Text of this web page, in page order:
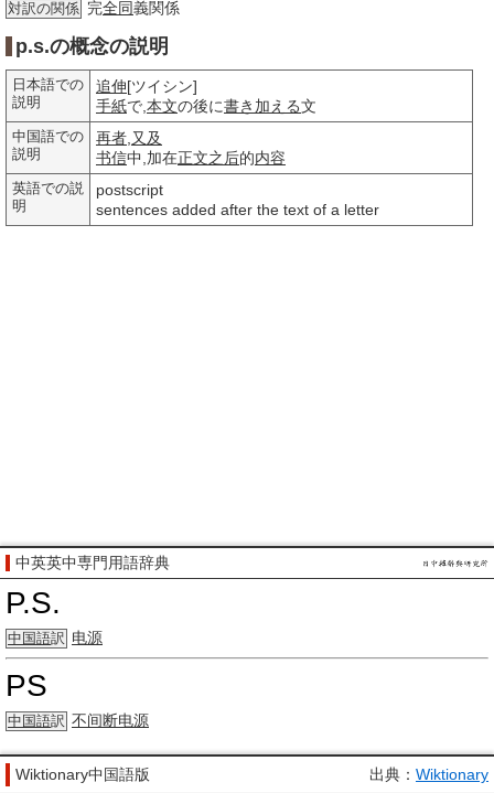
対訳の関係 完全同義関係
p.s.の概念の説明
日本語での
説明
追伸[ツイシン]
手紙で, 本文の後に書き加える文
中国語での
説明
再者 又及
书信中,加在正文之后的内容
英語での説
明
postscript
sentences added after the text of a letter
中英英中専門用語辞典
P.S.
中国語訳 电源
PS
中国語訳 不间断电源
Wiktionary中国語版 出典： Wiktionary